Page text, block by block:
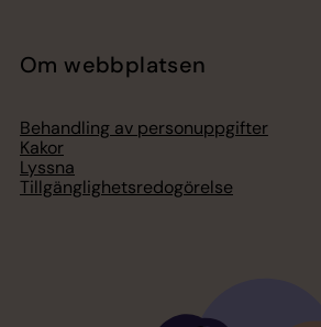
Om webbplatsen
Behandling av personuppgifter
Kakor
Lyssna
Tillgänglighetsredogörelse